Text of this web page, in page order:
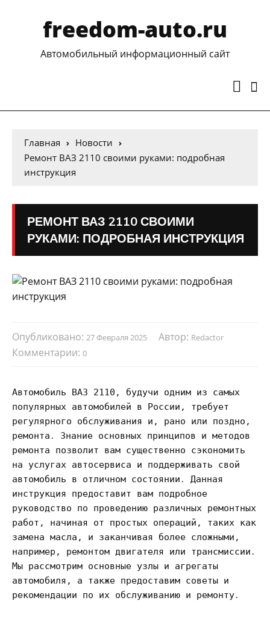
freedom-auto.ru
Автомобильный информационный сайт
Главная
Новости
Ремонт ВАЗ 2110 своими руками: подробная
инструкция
РЕМОНТ ВАЗ 2110 СВОИМИ
РУКАМИ: ПОДРОБНАЯ ИНСТРУКЦИЯ
Опубликовано: 27 Февраля 2025 Автор: Redactor
Комментарии: 0
Автомобиль ВАЗ 2110, будучи одним из самых
популярных автомобилей в России, требует
регулярного обслуживания и, рано или поздно,
ремонта․ Знание основных принципов и методов
ремонта позволит вам существенно сэкономить
на услугах автосервиса и поддерживать свой
автомобиль в отличном состоянии․ Данная
инструкция предоставит вам подробное
руководство по проведению различных ремонтных
работ, начиная от простых операций, таких как
замена масла, и заканчивая более сложными,
например, ремонтом двигателя или трансмиссии․
Мы рассмотрим основные узлы и агрегаты
автомобиля, а также предоставим советы и
рекомендации по их обслуживанию и ремонту․